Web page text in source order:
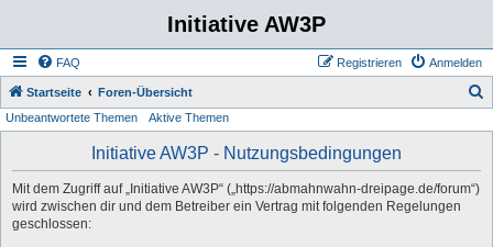
Initiative AW3P
FAQ Anmelden
Registrieren
Startseite Foren-Übersicht
Unbeantwortete Themen Aktive Themen
Initiative AW3P - Nutzungsbedingungen
Mit dem Zugriff auf „Initiative AW3P“ („https://abmahnwahn-dreipage.de/forum“)
wird zwischen dir und dem Betreiber ein Vertrag mit folgenden Regelungen
geschlossen: